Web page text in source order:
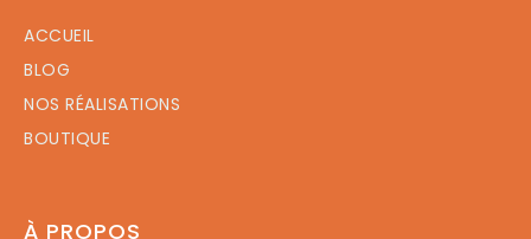
ACCUEIL
BLOG
NOS RÉALISATIONS
BOUTIQUE
À PROPOS